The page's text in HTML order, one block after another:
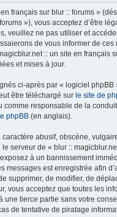
français sur blur :: forums »
»), vous acceptez d’être
veuillez ne pas utiliser et
de vous informer de
:: un site en
et mises à jour.
ci-après par « logiciel
être téléchargé sur le site de
responsable de la
phpBB (en anglais).
abusif, obscène,
serveur de « blur ::
à un bannissement
messages est enregistrée afin
supprimer, de modifier, de
vous acceptez que toutes les
tierce partie sans votre
de tentative de piratage